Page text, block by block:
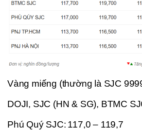
Vàng miếng (thường là SJC
DOJI, SJC (HN & SG), BTMC
Phú Quý SJC: 117,0 – 119,7